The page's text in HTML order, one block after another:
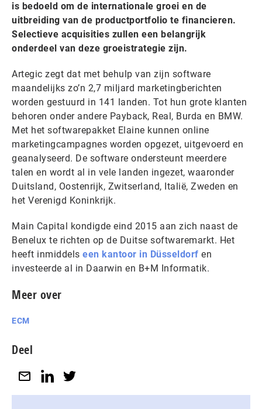
is bedoeld om de internationale groei en de
uitbreiding van de productportfolio te financieren.
Selectieve acquisities zullen een belangrijk
onderdeel van deze groeistrategie zijn.
Artegic zegt dat met behulp van zijn software
maandelijks zo’n 2,7 miljard marketingberichten
worden gestuurd in 141 landen. Tot hun grote klanten
behoren onder andere Payback, Real, Burda en BMW.
Met het softwarepakket Elaine kunnen online
marketingcampagnes worden opgezet, uitgevoerd en
geanalyseerd. De software ondersteunt meerdere
talen en wordt al in vele landen ingezet, waaronder
Duitsland, Oostenrijk, Zwitserland, Italië, Zweden en
het Verenigd Koninkrijk.
Main Capital kondigde eind 2015 aan zich naast de
Benelux te richten op de Duitse softwaremarkt. Het
heeft inmiddels een kantoor in Düsseldorf en
investeerde al in Daarwin en B+M Informatik.
Meer over
ECM
Deel